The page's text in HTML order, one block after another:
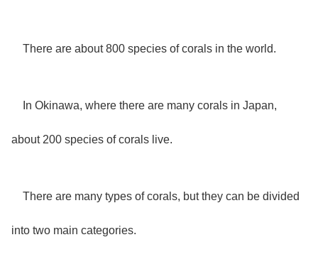
There are about 800 species of corals in the world.
In Okinawa, where there are many corals in Japan,
about 200 species of corals live.
There are many types of corals, but they can be divided
into two main categories.